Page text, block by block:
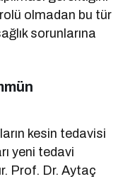
olmadan bu tür
sorunlarına
kesin tedavisi
yeni tedavi
Prof. Dr. Aytaç